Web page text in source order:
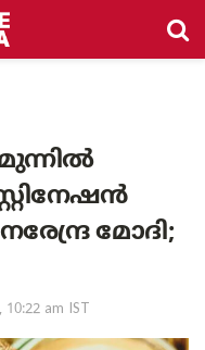
മോദി;
am IST